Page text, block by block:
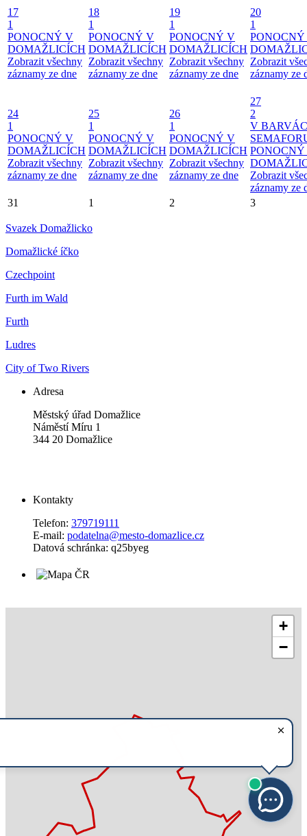
17
1
PONOCNÝ V
DOMAŽLICÍCH
Zobrazit všechny
záznamy ze dne
18
1
PONOCNÝ V
DOMAŽLICÍCH
Zobrazit všechny
záznamy ze dne
19
1
PONOCNÝ V
DOMAŽLICÍCH
Zobrazit všechny
záznamy ze dne
20
1
Zobrazit
záznamy ze
24
1
PONOCNÝ V
DOMAŽLICÍCH
Zobrazit všechny
záznamy ze dne
25
1
PONOCNÝ V
DOMAŽLICÍCH
Zobrazit všechny
záznamy ze dne
26
1
PONOCNÝ V
DOMAŽLICÍCH
Zobrazit všechny
záznamy ze dne
27
2
V
Zobrazit
záznamy ze
31
1 2 3
Svazek Domažlicko
Domažlické íčko
Czechpoint
Furth im Wald
Furth
Ludres
City of Two Rivers
Adresa
Městský úřad Domažlice
Náměstí Míru 1
344 20 Domažlice
Kontakty
Telefon: 379719111
E-mail: podatelna@mesto-domazlice.cz
Datová schránka: q25byeg
+
−